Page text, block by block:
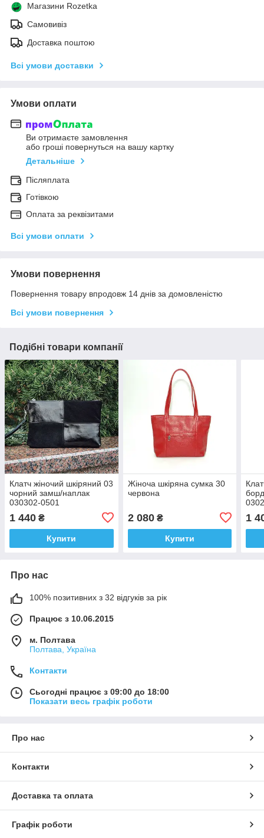
Магазини Rozetka
Самовивіз
Доставка поштою
Всі умови доставки
Умови оплати
Ви отримаєте замовлення
або гроші повернуться на вашу картку
Детальніше
Післяплата
Готівкою
Оплата за реквізитами
Всі умови оплати
Умови повернення
Повернення товару впродовж 14 днів за домовленістю
Всі умови повернення
Подібні товари компанії
Клатч жіночий шкіряний 03
чорний замш/наплак
030302-0501
1 440 ₴
Купити
Жіноча шкіряна сумка 30
червона
2 080₴
Купити
1
Про нас
100% позитивних з 32 відгуків за рік
Працює з 10.06.2015
м. Полтава
Полтава, Україна
Контакти
Сьогодні працює з 09:00 до 18:00
Показати весь графік роботи
Про нас
Контакти
Доставка та оплата
Графік роботи